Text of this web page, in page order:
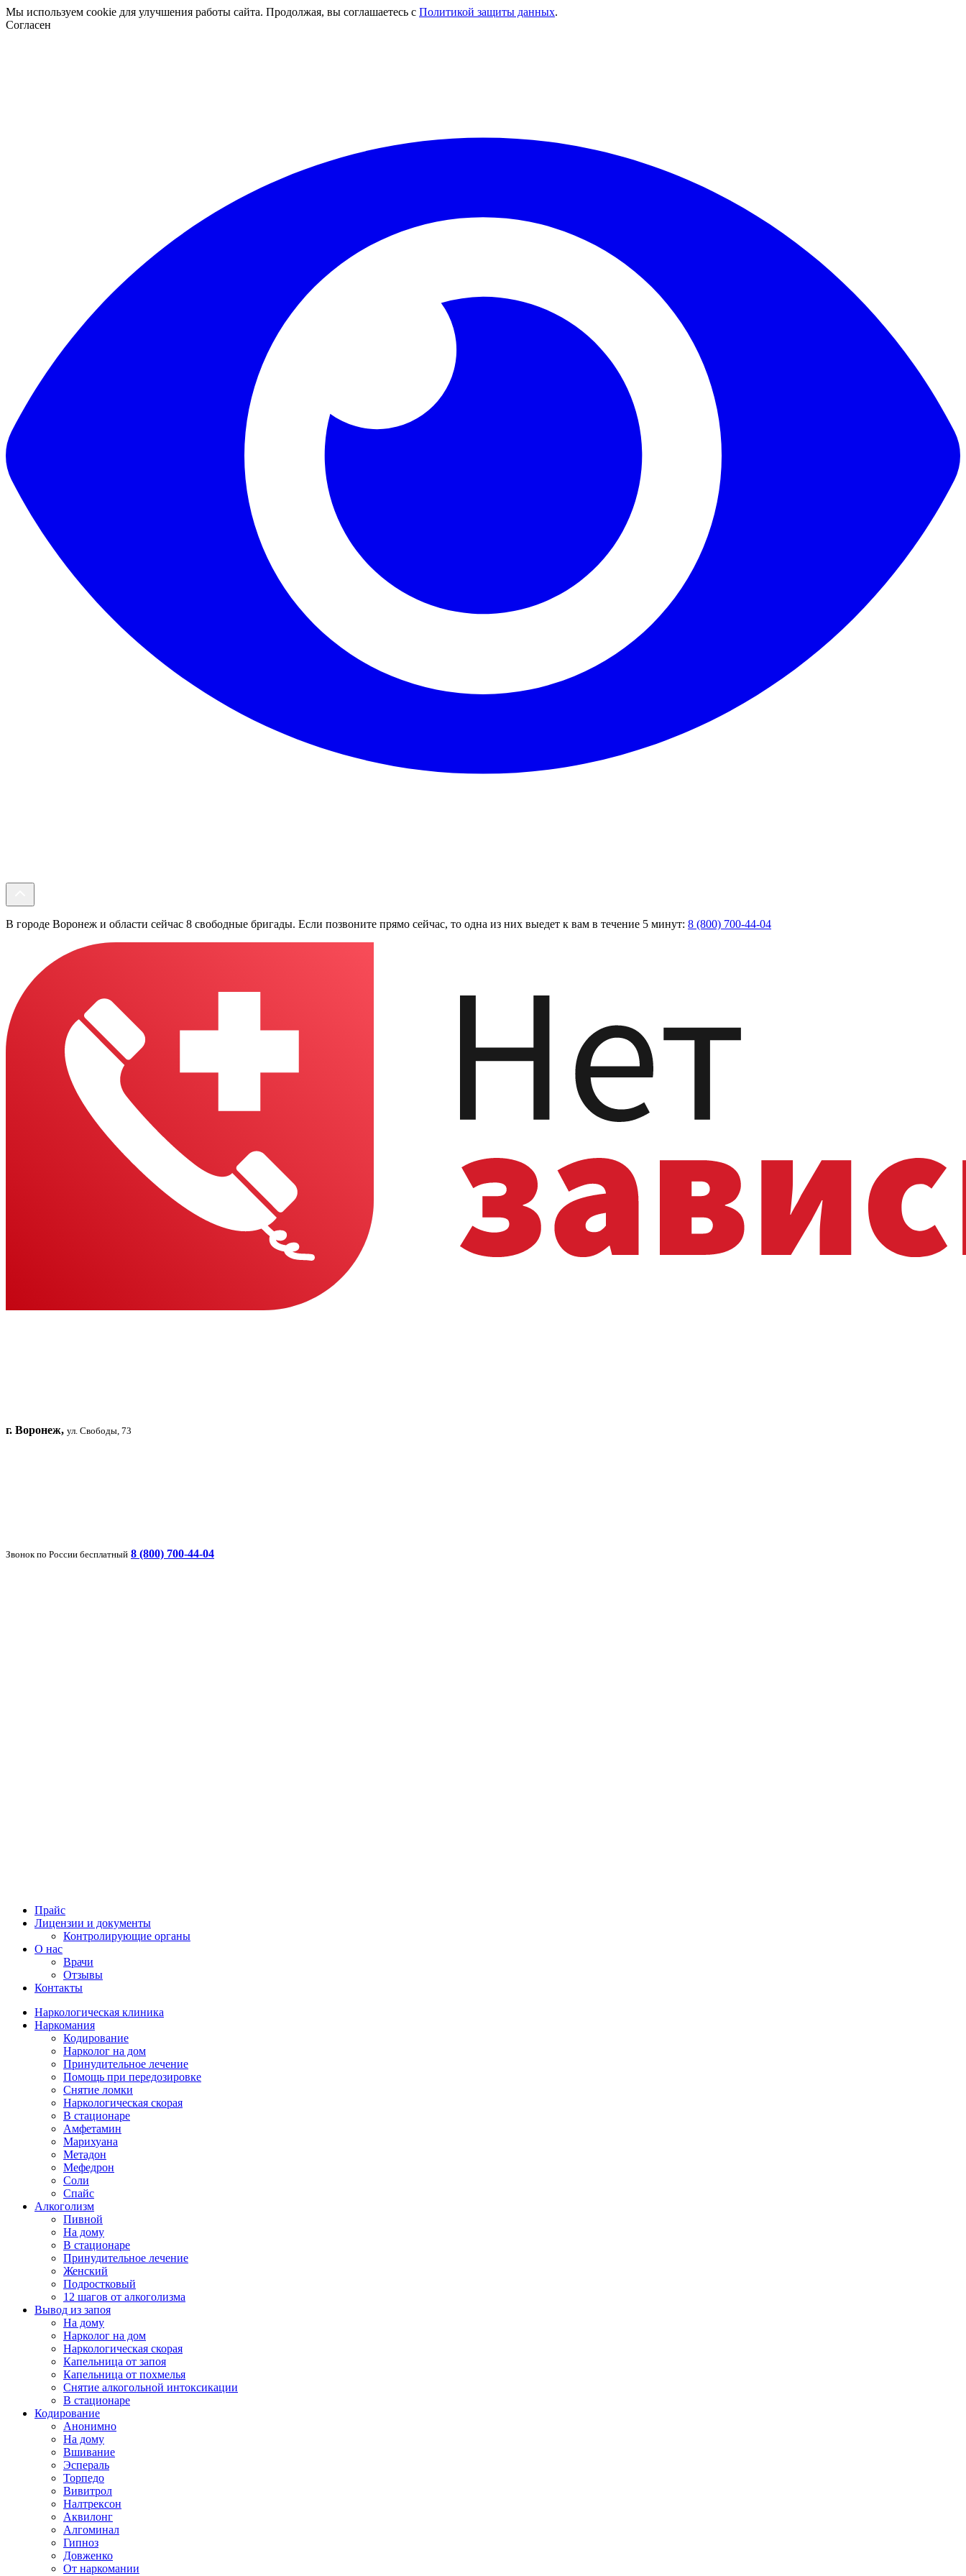
Мы используем cookie для улучшения работы сайта. Продолжая, вы соглашаетесь с Политикой защиты данных.
Согласен
В городе Воронеж и области сейчас 8 свободные бригады. Если позвоните прямо сейчас, то одна из них выедет к вам в течение 5 минут: 8 (800) 700-44-04
г. Воронеж, ул. Свободы, 73
Звонок по России бесплатный 8 (800) 700-44-04
Прайс
Лицензии и документы
Контролирующие органы
О нас
Врачи
Отзывы
Контакты
Наркологическая клиника
Наркомания
Кодирование
Нарколог на дом
Принудительное лечение
Помощь при передозировке
Снятие ломки
Наркологическая скорая
В стационаре
Амфетамин
Марихуана
Метадон
Мефедрон
Соли
Спайс
Алкоголизм
Пивной
На дому
В стационаре
Принудительное лечение
Женский
Подростковый
12 шагов от алкоголизма
Вывод из запоя
На дому
Нарколог на дом
Наркологическая скорая
Капельница от запоя
Капельница от похмелья
Снятие алкогольной интоксикации
В стационаре
Кодирование
Анонимно
На дому
Вшивание
Эспераль
Торпедо
Вивитрол
Налтрексон
Аквилонг
Алгоминал
Гипноз
Довженко
От наркомании